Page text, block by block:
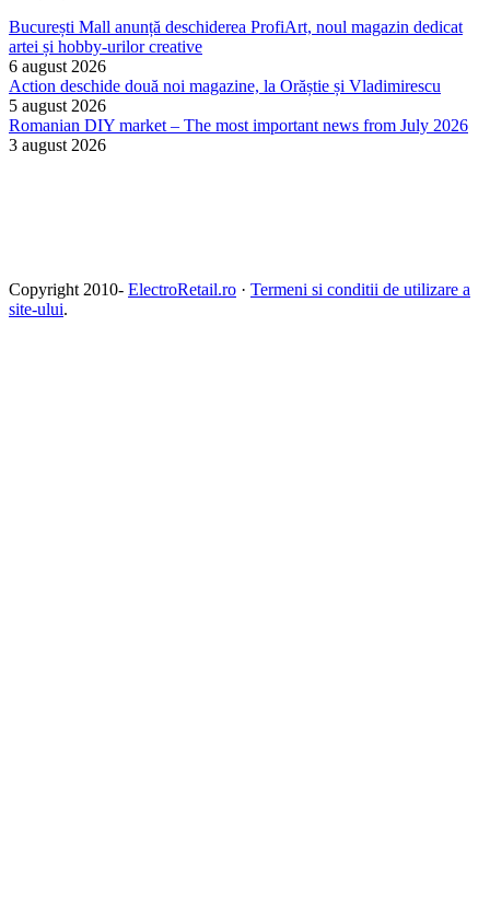
București Mall anunță deschiderea ProfiArt, noul magazin dedicat
artei și hobby-urilor creative
6 august 2026
Action deschide două noi magazine, la Orăștie și Vladimirescu
5 august 2026
Romanian DIY market – The most important news from July 2026
3 august 2026
Copyright 2010- ElectroRetail.ro · Termeni si conditii de utilizare a
site-ului.